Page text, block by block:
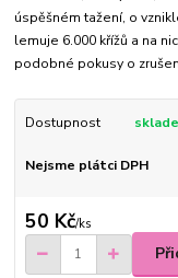
úspěšném tažení, o
lemuje 6.000 křížů a na
podobné pokusy o
Dostupnost
Nejsme plátci DPH
50 Kč/ks